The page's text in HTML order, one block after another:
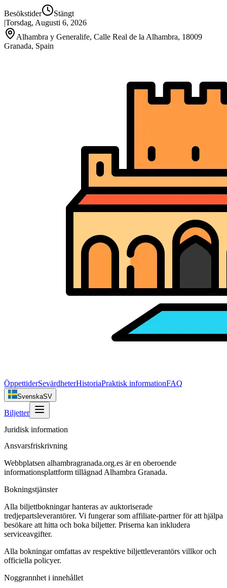
Besökstider
Stängt
|Torsdag, Augusti 6, 2026
Alhambra y Generalife, Calle Real de la Alhambra, 18009
Granada, Spain
ÖppettiderSevärdheterHistoriaPraktisk informationFAQ
SvenskaSV
Biljetter
Juridisk information
Ansvarsfriskrivning
Webbplatsen alhambragranada.org.es är en oberoende
informationsplattform tillägnad Alhambra Granada.
Bokningstjänster
Alla biljettbokningar hanteras av auktoriserade
tredjepartsleverantörer. Vi fungerar som affiliate-partner för att hjälpa
besökare att hitta och boka biljetter. Priserna kan inkludera
serviceavgifter.
Alla bokningar omfattas av respektive biljettleverantörs villkor och
officiella policyer.
Noggrannhet i innehållet